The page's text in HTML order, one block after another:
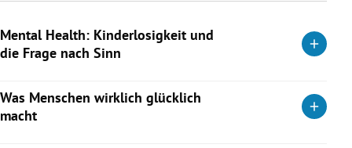
Mental Health: Kinderlosigkeit und
die Frage nach Sinn
Lebenssituation ab als von der Bedeutung, die man der
Elternschaft beimisst – zeigt eine Langzeitstudie. Glück und
Was Menschen wirklich glücklich
macht